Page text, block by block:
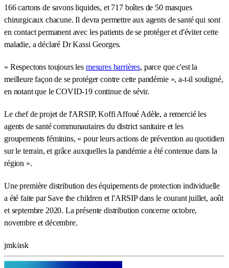
166 cartons de savons liquides, et 717 boîtes de 50 masques
chirurgicaux chacune. Il devra permettre aux agents de santé qui sont
en contact permanent avec les patients de se protéger et d'éviter cette
maladie, a déclaré Dr Kassi Georges.
« Respectons toujours les mesures barrières, parce que c'est la
meilleure façon de se protéger contre cette pandémie », a-t-il souligné,
en notant que le COVID-19 continue de sévir.
Le chef de projet de l'ARSIP, Koffi Affoué Adèle, a remercié les
agents de santé communautaires du district sanitaire et les
groupements féminins, « pour leurs actions de prévention au quotidien
sur le terrain, et grâce auxquelles la pandémie a été contenue dans la
région ».
Une première distribution des équipements de protection individuelle
a été faite par Save the children et l'ARSIP dans le courant juillet, août
et septembre 2020. La présente distribution concerne octobre,
novembre et décembre.
jmk/ask